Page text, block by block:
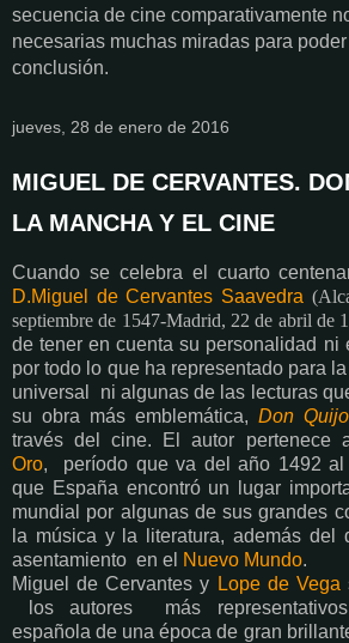
secuencia de cine comparativamente
necesarias muchas miradas para
conclusión.
jueves, 28 de enero de 2016
MIGUEL DE CERVANTES.
LA MANCHA Y EL CINE
Cuando se celebra el cuarto
D.Miguel de Cervantes Saavedra
septiembre de 1547-Madrid, 22 de abril de
de tener en cuenta su personalidad ni
por todo lo que ha representado para
universal ni algunas de las lecturas
su obra más emblemática, Don
través del cine. El autor pertenece
Oro, período que va del año 1492 al
que España encontró un lugar
mundial por algunas de sus grandes
la música y la literatura, además del
asentamiento en el Nuevo Mundo.
Miguel de Cervantes y Lope de Vega
los autores más
española de una época de gran